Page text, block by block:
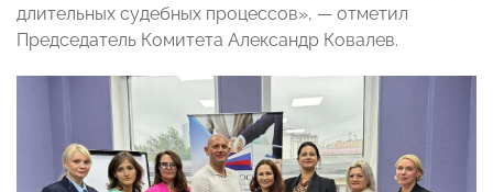
длительных судебных процессов», — отметил
Председатель Комитета Александр Ковалев.